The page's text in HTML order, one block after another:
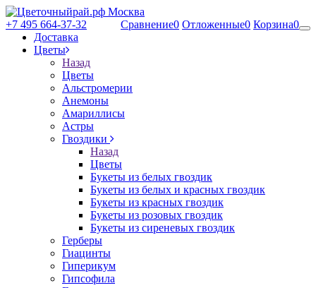
+7 495 664-37-32 Сравнение0 Отложенные0 Корзина0
Доставка
Цветы
Назад
Цветы
Альстромерии
Анемоны
Амариллисы
Астры
Гвоздики
Назад
Цветы
Букеты из белых гвоздик
Букеты из белых и красных гвоздик
Букеты из красных гвоздик
Букеты из розовых гвоздик
Букеты из сиреневых гвоздик
Герберы
Гиацинты
Гиперикум
Гипсофила